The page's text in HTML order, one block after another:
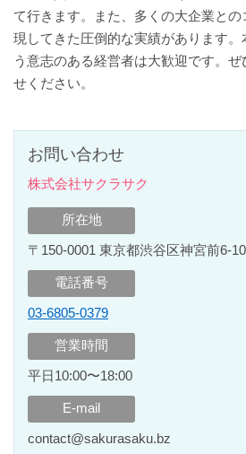
て行きます。また、多くの大企業と
現してきた圧倒的な実績があります
う意志のある経営者は大歓迎です。
せください。
お問い合わせ
株式会社サクラサク
所在地
〒150-0001 東京都渋谷区神宮前6-
電話番号
03-6805-0379
営業時間
平日10:00〜18:00
E-mail
contact@sakurasaku.bz